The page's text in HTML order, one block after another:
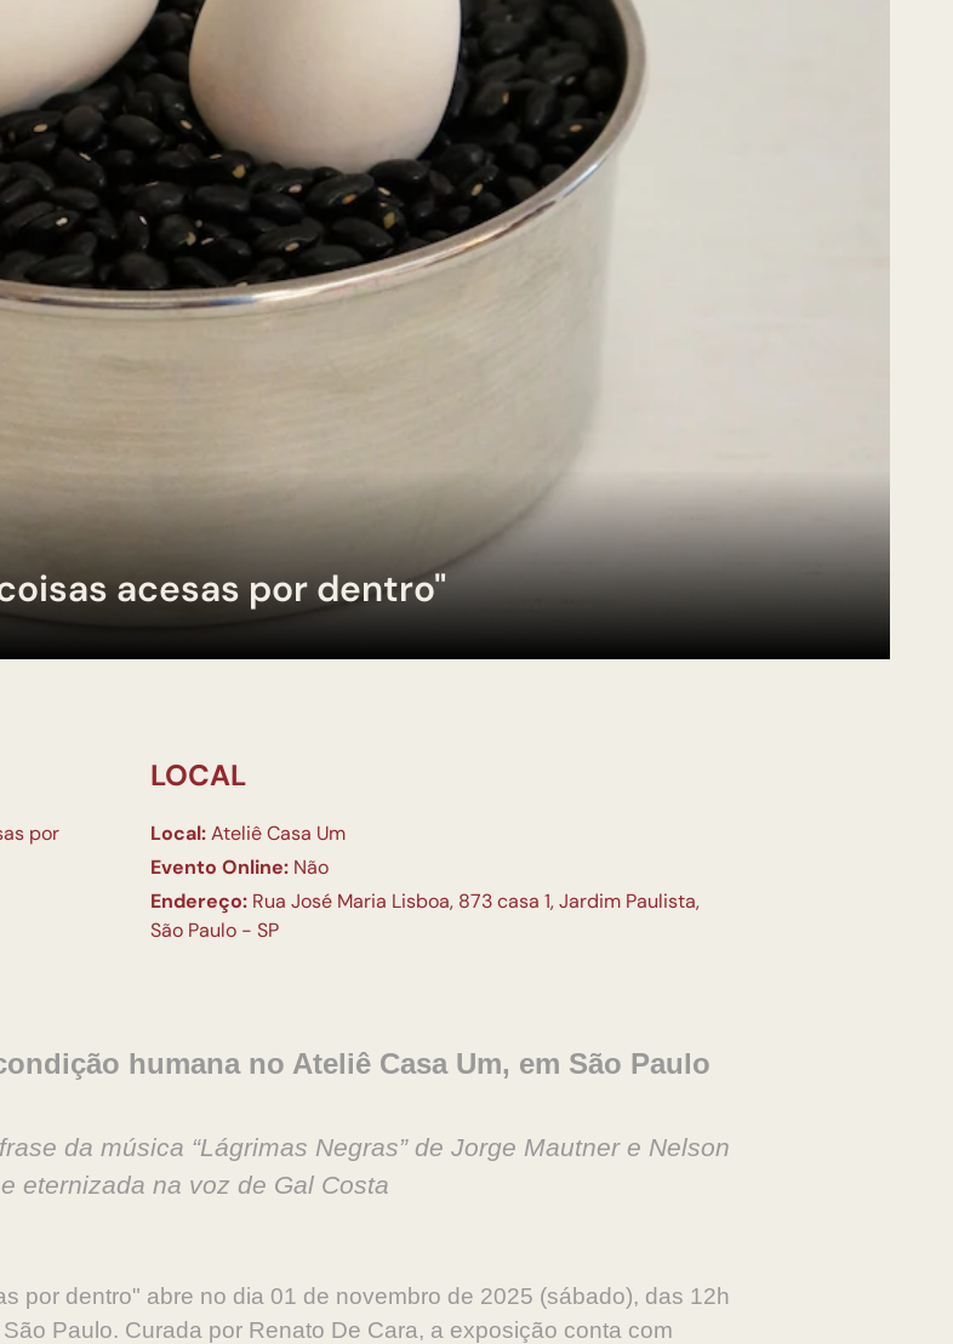
acesas por dentro"
por
LOCAL
Local:Ateliê Casa Um
Evento Online: Não
Endereço: Rua José Maria Lisboa, 873 casa 1, Jardim Paulista,
São Paulo - SP
humana no Ateliê Casa Um, em São Paulo
da música “Lágrimas Negras” de Jorge Mautner e Nelson
eternizada na voz de Gal Costa
por dentro" abre no dia 01 de novembro de 2025 (sábado), das 12h
Paulo. Curada por Renato De Cara, a exposição conta com